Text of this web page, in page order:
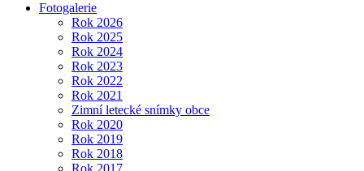
Fotogalerie
Rok 2026
Rok 2025
Rok 2024
Rok 2023
Rok 2022
Rok 2021
Zimní letecké snímky obce
Rok 2020
Rok 2019
Rok 2018